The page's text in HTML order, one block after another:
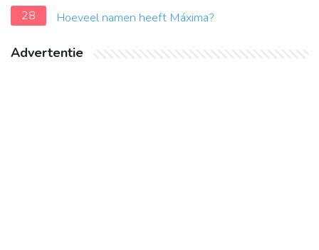
28
Hoeveel namen heeft Máxima?
Advertentie